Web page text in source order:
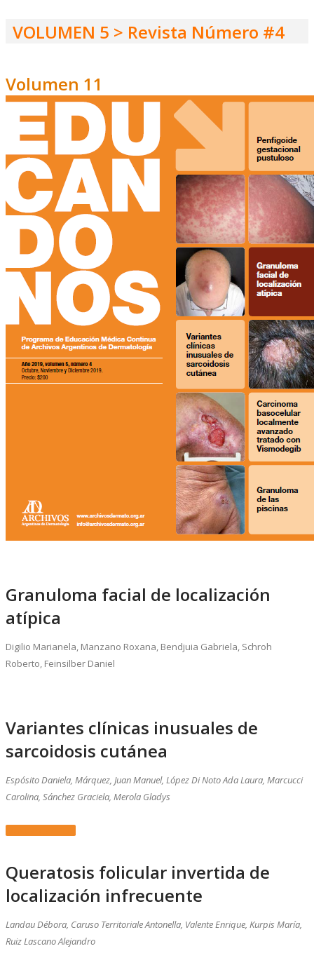
VOLUMEN 5 > Revista Número #4
Volumen 11
Granuloma facial de localización
atípica
Digilio Marianela, Manzano Roxana, Bendjuia Gabriela, Schroh
Roberto, Feinsilber Daniel
Variantes clínicas inusuales de
sarcoidosis cutánea
Espósito Daniela, Márquez, Juan Manuel, López Di Noto Ada Laura, Marcucci
Carolina, Sánchez Graciela, Merola Gladys
Queratosis folicular invertida de
localización infrecuente
Landau Débora, Caruso Territoriale Antonella, Valente Enrique, Kurpis María,
Ruiz Lascano Alejandro